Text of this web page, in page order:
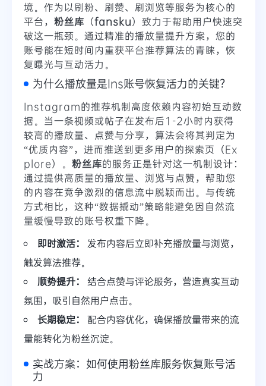
境。作为以刷粉、刷赞、刷浏览等服务为核心的
平台， 粉丝库 （fansku）致力于帮助用户快速突
破这一瓶颈。通过精准的播放量提升方案，您的
账号能在短时间内重获平台推荐算法的青睐，恢
复曝光与互动活力。
为什么播放量是Ins账号恢复活力的关键？
Instagram的推荐机制高度依赖内容初始互动数
据。当一条视频或帖子在发布后1-2小时内获得
较高的播放量、点赞与分享，算法会将其判定为
“优质内容”，进而推送到更多用户的探索页（Ex
plore）。 粉丝库的服务正是针对这一机制设计：
通过提供高质量的播放量、浏览与点赞，帮助您
的内容在竞争激烈的信息流中脱颖而出。与传统
方式相比，这种“数据撬动”策略能避免因自然流
量缓慢导致的账号权重下降。
即时激活：
发布内容后立即补充播放量与浏览，
触发算法推荐。
顺势提升：
结合点赞与评论服务，营造真实互动
氛围，吸引自然用户点击。
长期稳定：
配合内容优化，确保播放量带来的流
量能转化为粉丝沉淀。
实战方案：如何使用粉丝库服务恢复账号活
力